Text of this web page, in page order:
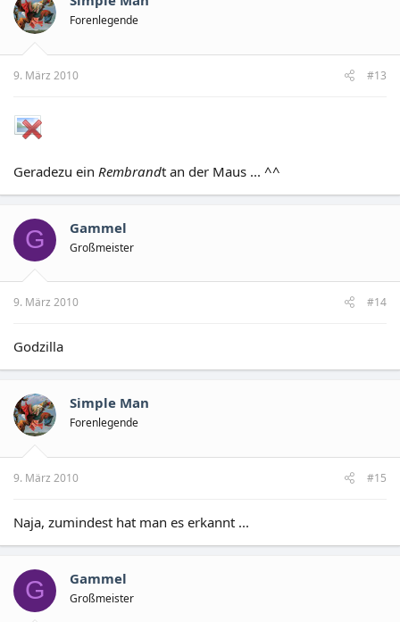
Forenlegende
9. März 2010 #13
Geradezu ein Rembrandt an der Maus ... ^^
G Gammel
Großmeister
9. März 2010 #14
Godzilla
Simple Man
Forenlegende
9. März 2010 #15
Naja, zumindest hat man es erkannt ...
G Gammel
Großmeister